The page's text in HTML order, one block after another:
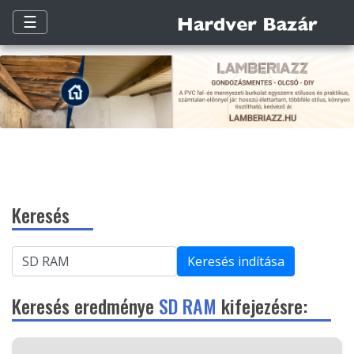
☰
Keresés
Keresés indítása
Keresés eredménye SD RAM kifejezésre: